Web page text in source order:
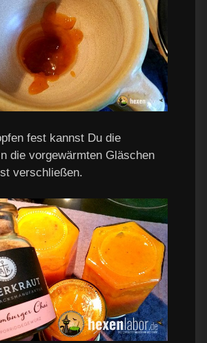
fest kannst Du die
die vorgewärmten Gläschen
verschließen.